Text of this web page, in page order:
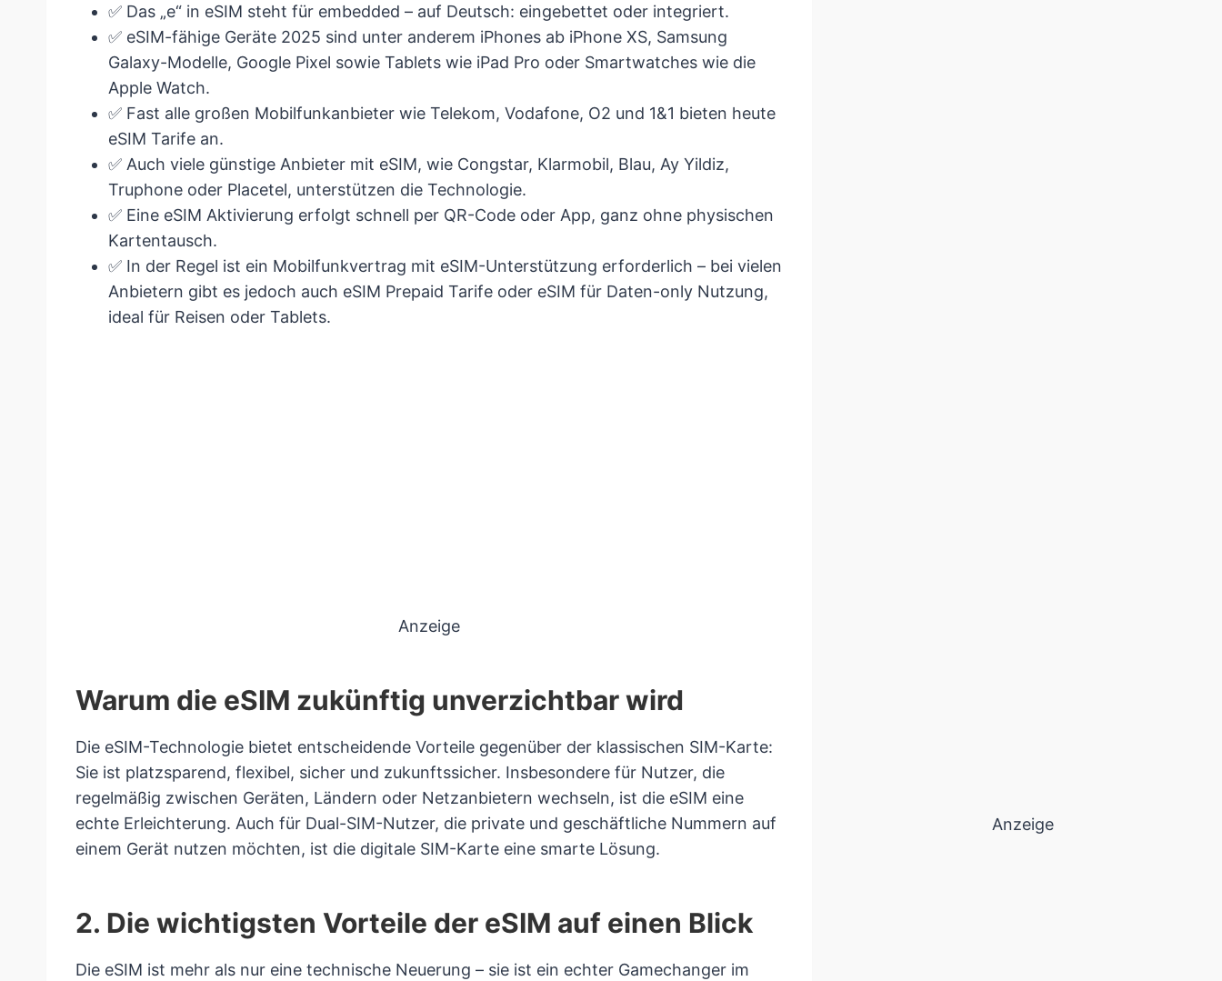
✅ Das „e“ in eSIM steht für embedded – auf Deutsch: eingebettet oder integriert.
✅ eSIM-fähige Geräte 2025 sind unter anderem iPhones ab iPhone XS, Samsung
Galaxy-Modelle, Google Pixel sowie Tablets wie iPad Pro oder Smartwatches wie die
Apple Watch.
✅ Fast alle großen Mobilfunkanbieter wie Telekom, Vodafone, O2 und 1&1 bieten heute
eSIM Tarife an.
✅ Auch viele günstige Anbieter mit eSIM, wie Congstar, Klarmobil, Blau, Ay Yildiz,
Truphone oder Placetel, unterstützen die Technologie.
✅ Eine eSIM Aktivierung erfolgt schnell per QR-Code oder App, ganz ohne physischen
Kartentausch.
✅ In der Regel ist ein Mobilfunkvertrag mit eSIM-Unterstützung erforderlich – bei vielen
Anbietern gibt es jedoch auch eSIM Prepaid Tarife oder eSIM für Daten-only Nutzung,
ideal für Reisen oder Tablets.
Anzeige
Warum die eSIM zukünftig unverzichtbar wird
Die eSIM-Technologie bietet entscheidende Vorteile gegenüber der klassischen SIM-Karte:
Sie ist platzsparend, flexibel, sicher und zukunftssicher. Insbesondere für Nutzer, die
regelmäßig zwischen Geräten, Ländern oder Netzanbietern wechseln, ist die eSIM eine
echte Erleichterung. Auch für Dual-SIM-Nutzer, die private und geschäftliche Nummern auf
einem Gerät nutzen möchten, ist die digitale SIM-Karte eine smarte Lösung.
2. Die wichtigsten Vorteile der eSIM auf einen Blick
Die eSIM ist mehr als nur eine technische Neuerung – sie ist ein echter Gamechanger im
Anzeige